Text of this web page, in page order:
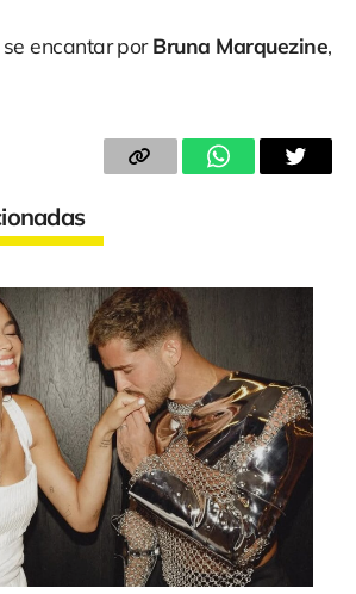
encantar porBruna Marquezine,